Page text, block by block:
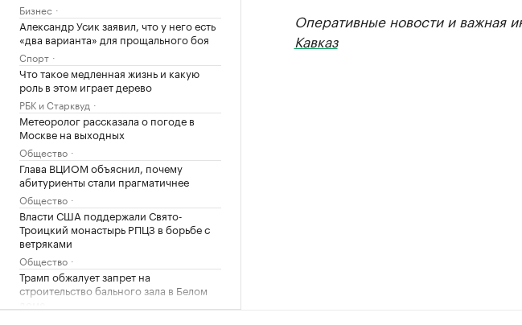
Бизнес
Александр Усик заявил, что у него есть
«два варианта» для прощального боя
Спорт
Что такое медленная жизнь и какую
роль в этом играет дерево
РБК и Старквуд
Метеоролог рассказала о погоде в
Москве на выходных
Общество
Глава ВЦИОМ объяснил, почему
абитуриенты стали прагматичнее
Общество
Власти США поддержали Свято-
Троицкий монастырь РПЦЗ в борьбе с
ветряками
Общество
Трамп обжалует запрет на
строительство бального зала в Белом
доме
Оперативные новости и важная
Кавказ